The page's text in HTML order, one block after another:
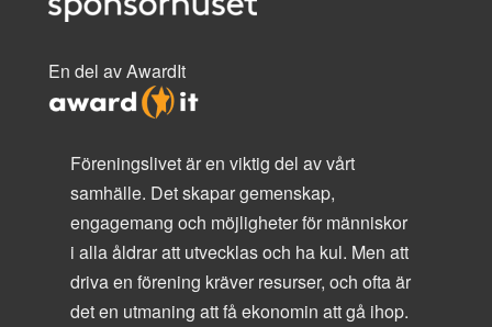
En del av AwardIt
Föreningslivet är en viktig del av vårt
samhälle. Det skapar gemenskap,
engagemang och möjligheter för människor
i alla åldrar att utvecklas och ha kul. Men att
driva en förening kräver resurser, och ofta är
det en utmaning att få ekonomin att gå ihop.